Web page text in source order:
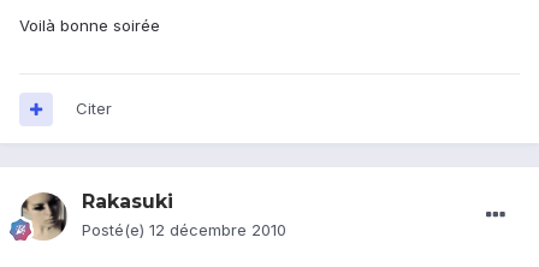
Voilà bonne soirée
Citer
Rakasuki
Posté(e) 12 décembre 2010